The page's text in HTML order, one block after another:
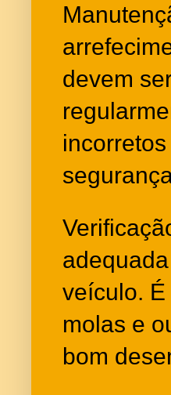
devem
veículo.
molas e
bom